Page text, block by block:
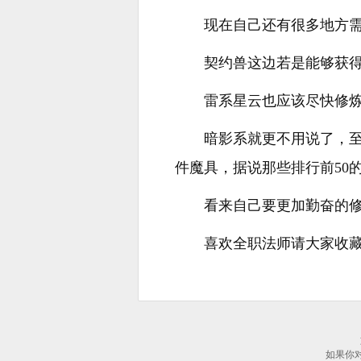
现在自己还有很多地方
契约兽这边若是能够获
雷系星云也应该尽快修
暗影系就更不用说了，
件魔具，据说那些排行前50
看来自己要更加勤奋的
喜欢全职法师请大家收
如果你